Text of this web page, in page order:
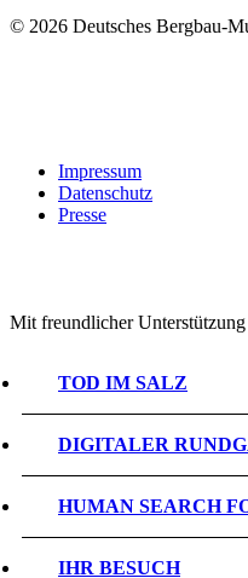
© 2026 Deutsches Bergbau-
Impressum
Datenschutz
Presse
Mit freundlicher
TOD IM SALZ
DIGITALER
HUMAN SEARCH
IHR BESUCH